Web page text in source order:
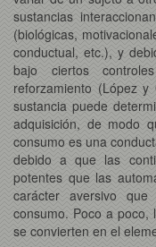
sustancias
(biológicas,
conductual, etc.), y
bajo ciertos
reforzamiento (López
sustancia puede
adquisición, de modo
consumo es una
debido a que las
potentes que las
carácter aversivo
consumo. Poco a poco,
se convierten en el